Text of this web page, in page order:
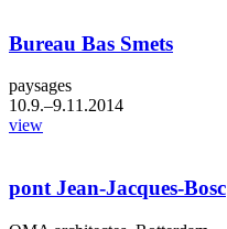
Bureau Bas Smets
paysages
10.9.–9.11.2014
view
pont Jean-Jacques-Bosc